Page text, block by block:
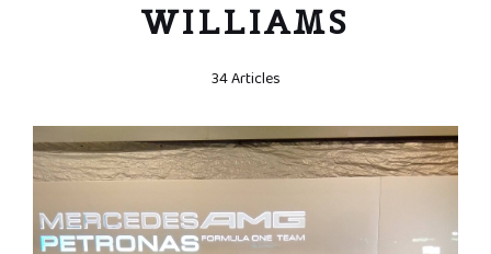
WILLIAMS
34 Articles